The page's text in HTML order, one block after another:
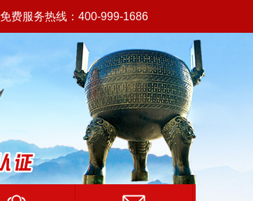
免费服务热线：400-999-1686